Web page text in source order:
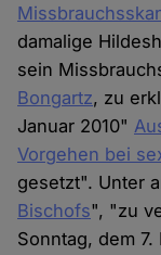
damalige
sein
Bongartz, zu
Januar 2010"
Vorgehen bei
gesetzt". Unter
Bischofs", "zu
Sonntag, dem